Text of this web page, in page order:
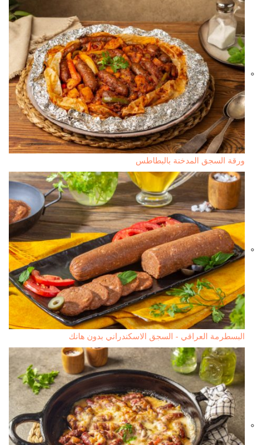
ورقة السجق المدخنة بالبطاطس
البسطرمة العراقي - السجق الاسكندراني بدون هانك